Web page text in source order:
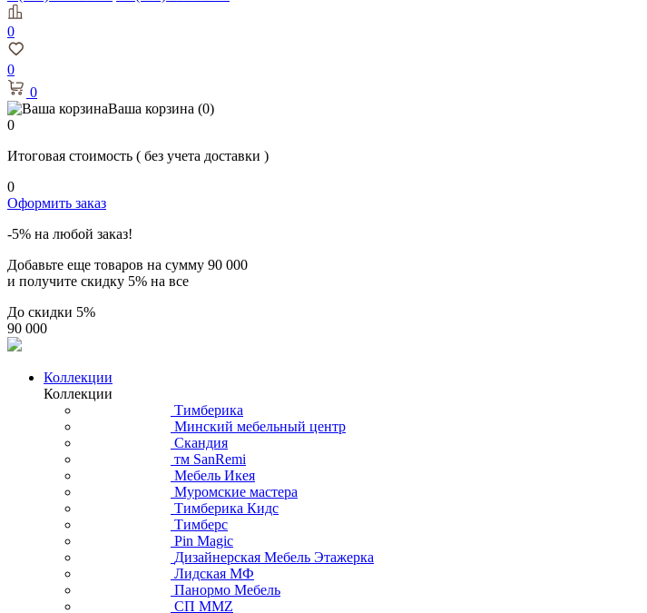
0
0
0
Ваша корзина (0)
0
Итоговая стоимость ( без учета доставки )
0
Оформить заказ
-5% на любой заказ!
Добавьте еще товаров на сумму 90 000
и получите скидку 5% на все
До скидки 5%
90 000
Коллекции
Коллекции
Тимберика
Минский мебельный центр
Скандия
тм SanRemi
Мебель Икея
Муромские мастера
Тимберика Кидс
Тимберс
Pin Magic
Дизайнерская Мебель Этажерка
Лидская МФ
Панормо Мебель
СП ММZ